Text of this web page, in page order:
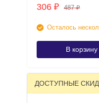
306 ₽ 487₽
Осталось
В корзину
ДОСТУПНЫЕ